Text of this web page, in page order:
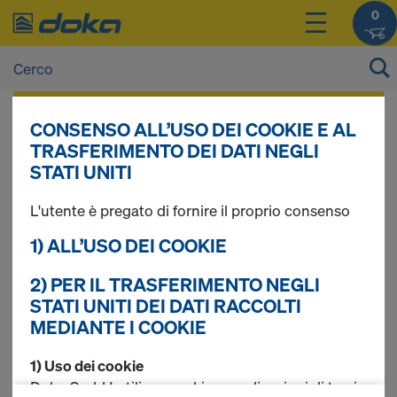
0
dopo illogin.
Pannello Dokaplex
Trovati 3 prodotti
Più ricercato
Pannello Dokaplex 9mm
CONSENSO ALL’USO DEI COOKIE E AL
TRASFERIMENTO DEI DATI NEGLI
STATI UNITI
L'utente è pregato di fornire il proprio consenso
1) ALL’USO DEI COOKIE
2) PER IL TRASFERIMENTO NEGLI
STATI UNITI DEI DATI RACCOLTI
MEDIANTE I COOKIE
1) Uso dei cookie
Doka GmbH utilizza cookie e applicazioni di terzi.